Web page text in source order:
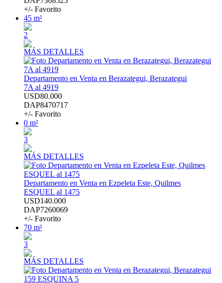
+/- Favorito
45 m²
2
MÁS DETALLES
Departamento en Venta en Berazategui, Berazategui
7A al 4919
USD80.000
DAP8470717
+/- Favorito
0 m²
3
MÁS DETALLES
Departamento en Venta en Ezpeleta Este, Quilmes
ESQUEL al 1475
USD140.000
DAP7260069
+/- Favorito
70 m²
3
MÁS DETALLES